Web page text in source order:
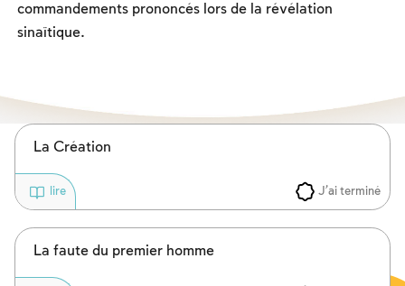
commandements prononcés lors de la révélation
sinaïtique.
La Création
J'ai terminé
lire
La faute du premier homme